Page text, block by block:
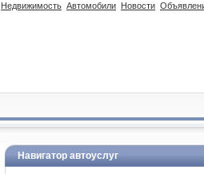
Недвижимость Автомобили Новости
Навигатор автоуслуг